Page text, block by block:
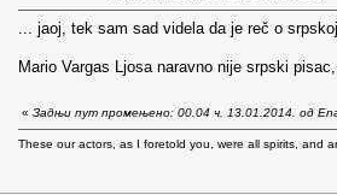
... jaoj, tek sam sad videla da je reč o
Mario Vargas Ljosa naravno nije srpski
« Задњи пут промењено: 00.04 ч. 13.01.2014. од
These our actors, as I foretold you, were all spirits, and